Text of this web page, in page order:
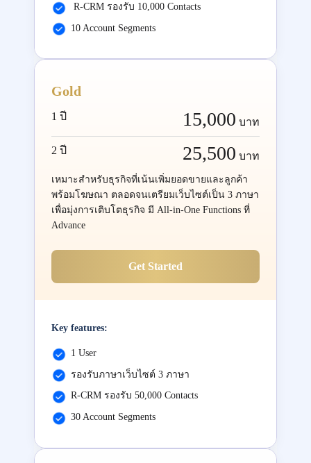
R-CRM รองรับ 10,000 Contacts
10 Account Segments
Gold
1 ปี 15,000 บาท
2 ปี 25,500 บาท
เหมาะสำหรับธุรกิจที่เน้นเพิ่มยอดขายและลูกค้า
พร้อมโฆษณา ตลอดจนเตรียมเว็บไซต์เป็น 3 ภาษา
เพื่อมุ่งการเติบโตธุรกิจ มี All-in-One Functions ที่
Advance
Get Started
Key features:
1 User
รองรับภาษาเว็บไซต์ 3 ภาษา
R-CRM รองรับ 50,000 Contacts
30 Account Segments